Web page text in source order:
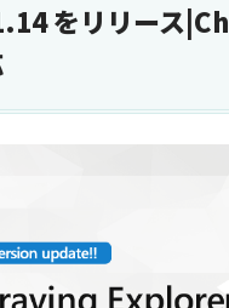
をリリース